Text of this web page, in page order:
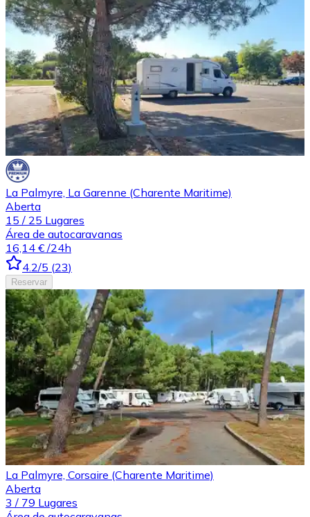
La Palmyre, La Garenne (Charente Maritime)
Aberta
15 / 25 Lugares
Área de autocaravanas
16,14 € /24h
4.2/5 (23)
Reservar
La Palmyre, Corsaire (Charente Maritime)
Aberta
3 / 79 Lugares